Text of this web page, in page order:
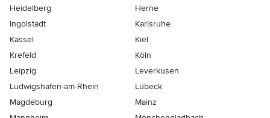
Heidelberg
Herne
Ingolstadt
Karlsruhe
Kassel
Kiel
Krefeld
Köln
Leipzig
Leverkusen
Ludwigshafen-am-Rhein
Lübeck
Magdeburg
Mainz